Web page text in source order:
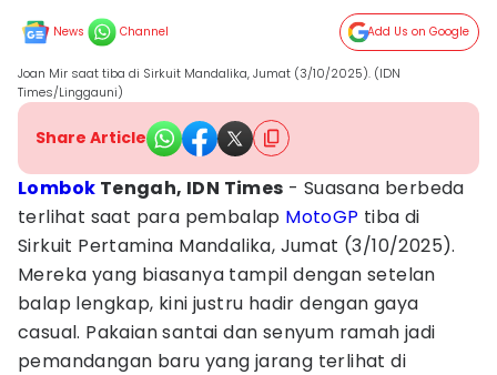
News Channel Add Us on Google
Joan Mir saat tiba di Sirkuit Mandalika, Jumat (3/10/2025). (IDN
Times/Linggauni)
Share Article
Lombok Tengah, IDN Times - Suasana berbeda
terlihat saat para pembalap MotoGP tiba di
Sirkuit Pertamina Mandalika, Jumat (3/10/2025).
Mereka yang biasanya tampil dengan setelan
balap lengkap, kini justru hadir dengan gaya
casual. Pakaian santai dan senyum ramah jadi
pemandangan baru yang jarang terlihat di